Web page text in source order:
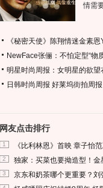
情需
《秘密天使》陈翔情迷金素
NewFace张俪：不怕定型“物
明星时尚周报：女明星的欲望
日韩时尚周报 好莱坞街拍周报
网友点击排行
1 《比利林恩》首映 章子怡
2 独家：买菜也要拗造型！
3 京东和奶茶哪个更重要？刘